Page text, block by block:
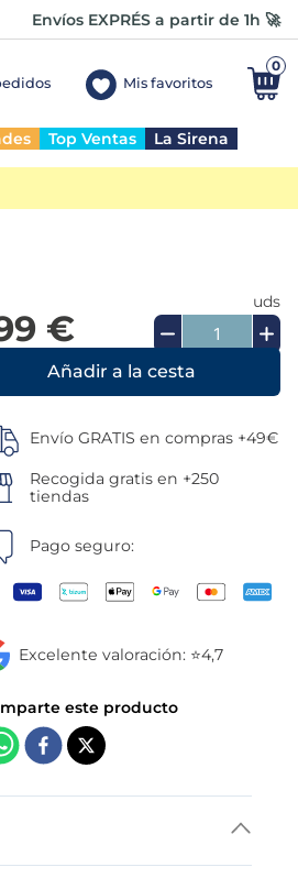
Envíos EXPRÉS a partir de 1h 🚀
Mis favoritos
0
Top Ventas La Sirena
€
uds
Añadir a la cesta
Envío GRATIS en compras +49€
Recogida gratis en +250
tiendas
Pago seguro:
Excelente valoración: ⭐4,7